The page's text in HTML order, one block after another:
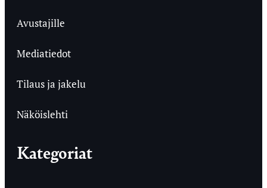
Avustajille
Mediatiedot
Tilaus ja jakelu
Näköislehti
Kategoriat